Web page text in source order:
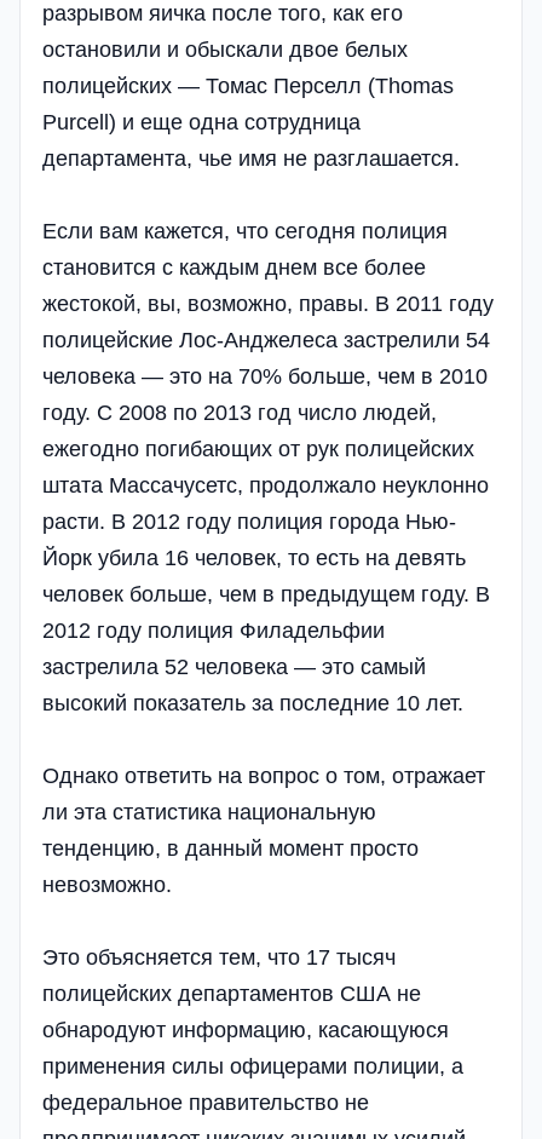
разрывом яичка после того, как его
остановили и обыскали двое белых
полицейских — Томас Перселл (Thomas
Purcell) и еще одна сотрудница
департамента, чье имя не разглашается.
Если вам кажется, что сегодня полиция
становится с каждым днем все более
жестокой, вы, возможно, правы. В 2011 году
полицейские Лос-Анджелеса застрелили 54
человека — это на 70% больше, чем в 2010
году. С 2008 по 2013 год число людей,
ежегодно погибающих от рук полицейских
штата Массачусетс, продолжало неуклонно
расти. В 2012 году полиция города Нью-
Йорк убила 16 человек, то есть на девять
человек больше, чем в предыдущем году. В
2012 году полиция Филадельфии
застрелила 52 человека — это самый
высокий показатель за последние 10 лет.
Однако ответить на вопрос о том, отражает
ли эта статистика национальную
тенденцию, в данный момент просто
невозможно.
Это объясняется тем, что 17 тысяч
полицейских департаментов США не
обнародуют информацию, касающуюся
применения силы офицерами полиции, а
федеральное правительство не